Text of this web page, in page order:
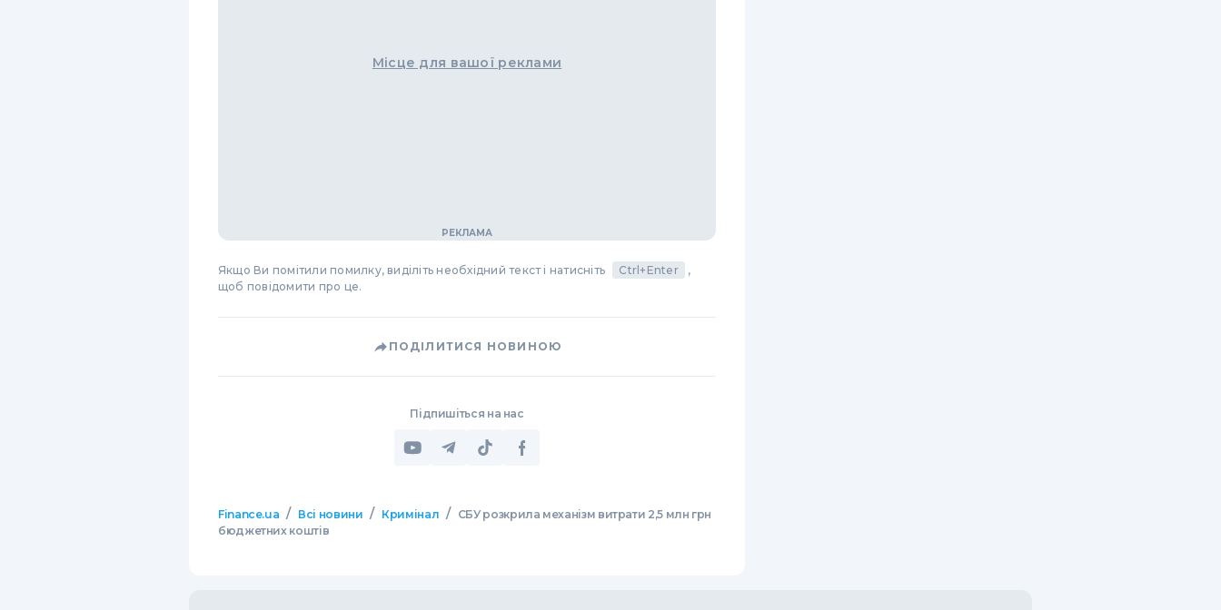
Місце для вашої реклами
Якщо Ви помітили помилку, виділіть необхідний текст і натисніть Ctrl+Enter
,
щоб повідомити про це.
ПОДІЛИТИСЯ НОВИНОЮ
Підпишіться на нас
Finance.ua / Всі новини / Кримінал /
СБУ розкрила механізм витрати 2,5 млн грн
бюджетних коштів